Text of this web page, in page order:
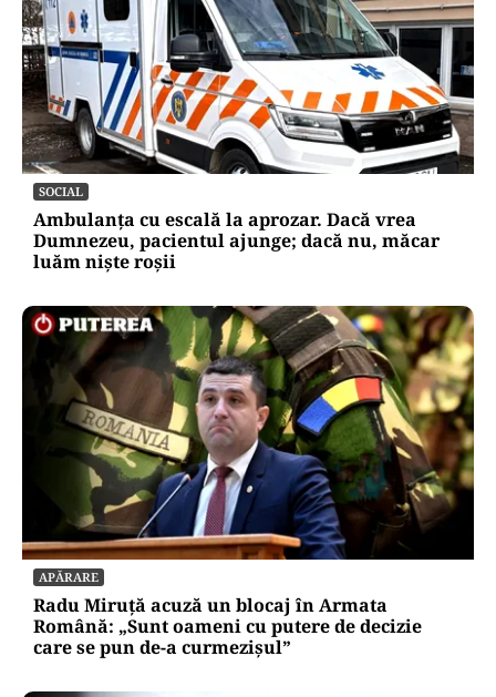
SOCIAL
Ambulanța cu escală la aprozar. Dacă vrea
Dumnezeu, pacientul ajunge; dacă nu, măcar
luăm niște roșii
APĂRARE
Radu Miruță acuză un blocaj în Armata
Română: „Sunt oameni cu putere de decizie
care se pun de-a curmezișul”